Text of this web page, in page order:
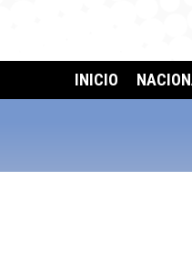
INICIO